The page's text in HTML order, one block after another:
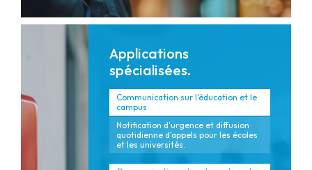
Applications
spécialisées.
Communication sur l'éducation et le
campus
Notification d'urgence et diffusion
quotidienne d'appels pour les écoles
et les universités.